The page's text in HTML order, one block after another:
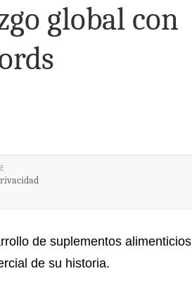
global con
de suplementos alimenticios
de su historia.